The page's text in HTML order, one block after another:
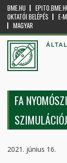
BME.HU
OKTATÓI BELÉPÉS
E-
MAGYAR
FA
2021. június 16.